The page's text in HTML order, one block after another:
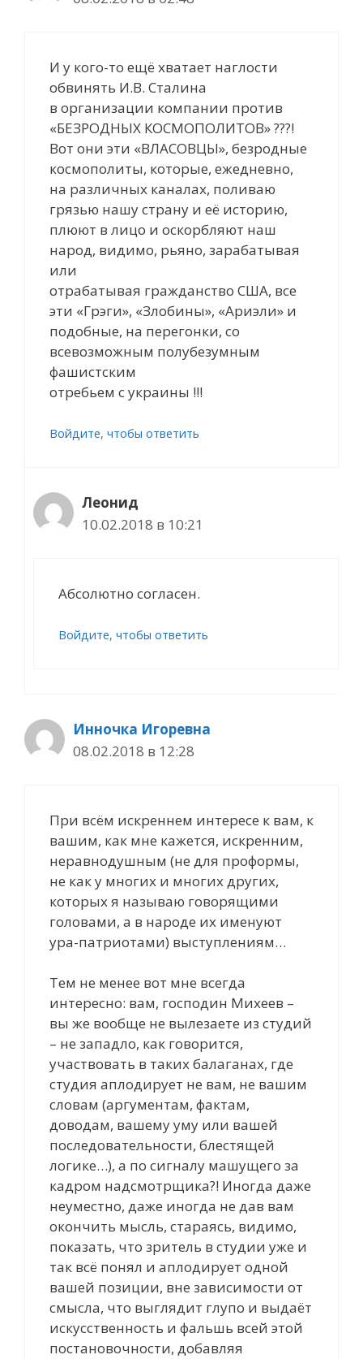
И у кого-то ещё хватает наглости
обвинять И.В. Сталина
в организации компании против
«БЕЗРОДНЫХ КОСМОПОЛИТОВ» ???!
Вот они эти «ВЛАСОВЦЫ», безродные
космополиты, которые, ежедневно,
на различных каналах, поливаю
грязью нашу страну и её историю,
плюют в лицо и оскорбляют наш
народ, видимо, рьяно, зарабатывая
или
отрабатывая гражданство США, все
эти «Грэги», «Злобины», «Ариэли» и
подобные, на перегонки, со
всевозможным полубезумным
фашистским
отребьем с украины !!!
Войдите, чтобы ответить
Леонид
10.02.2018 в 10:21
Абсолютно согласен.
Войдите, чтобы ответить
Инночка Игоревна
08.02.2018 в 12:28
При всём искреннем интересе к вам, к
вашим, как мне кажется, искренним,
неравнодушным (не для проформы,
не как у многих и многих других,
которых я называю говорящими
головами, а в народе их именуют
ура-патриотами) выступлениям…
Тем не менее вот мне всегда
интересно: вам, господин Михеев –
вы же вообще не вылезаете из студий
– не западло, как говорится,
участвовать в таких балаганах, где
студия аплодирует не вам, не вашим
словам (аргументам, фактам,
доводам, вашему уму или вашей
последовательности, блестящей
логике…), а по сигналу машущего за
кадром надсмотрщика?! Иногда даже
неуместно, даже иногда не дав вам
окончить мысль, стараясь, видимо,
показать, что зритель в студии уже и
так всё понял и аплодирует одной
вашей позиции, вне зависимости от
смысла, что выглядит глупо и выдаёт
искусственность и фальшь всей этой
постановочности, добавляя